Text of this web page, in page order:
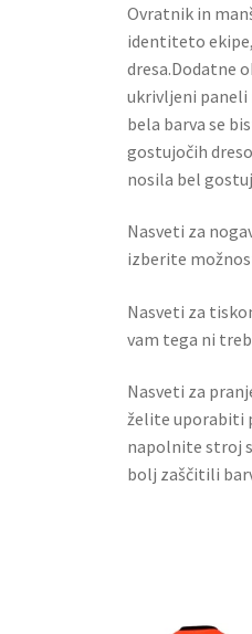
Ovratnik in
identiteto
dresa.Dodatne
ukrivljeni
bela barva se
gostujočih
nosila bel
Nasveti za
izberite
Nasveti za
vam tega ni
Nasveti za
želite uporabiti
napolnite stroj
bolj zaščitili